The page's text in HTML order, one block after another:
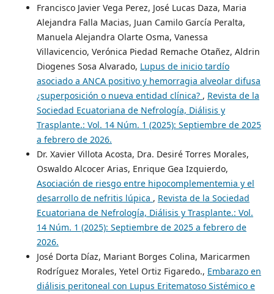
Francisco Javier Vega Perez, José Lucas Daza, Maria
Alejandra Falla Macias, Juan Camilo García Peralta,
Manuela Alejandra Olarte Osma, Vanessa
Villavicencio, Verónica Piedad Remache Otañez, Aldrin
Diogenes Sosa Alvarado, Lupus de inicio tardío
asociado a ANCA positivo y hemorragia alveolar difusa
¿superposición o nueva entidad clínica? , Revista de la
Sociedad Ecuatoriana de Nefrología, Diálisis y
Trasplante.: Vol. 14 Núm. 1 (2025): Septiembre de 2025
a febrero de 2026.
Dr. Xavier Villota Acosta, Dra. Desiré Torres Morales,
Oswaldo Alcocer Arias, Enrique Gea Izquierdo,
Asociación de riesgo entre hipocomplementemia y el
desarrollo de nefritis lúpica , Revista de la Sociedad
Ecuatoriana de Nefrología, Diálisis y Trasplante.: Vol.
14 Núm. 1 (2025): Septiembre de 2025 a febrero de
2026.
José Dorta Díaz, Mariant Borges Colina, Maricarmen
Rodríguez Morales, Yetel Ortiz Figaredo., Embarazo en
diálisis peritoneal con Lupus Eritematoso Sistémico e